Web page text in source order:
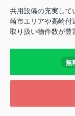
共用設備の充実して
崎市エリアや高崎付
取り扱い物件数が豊
無